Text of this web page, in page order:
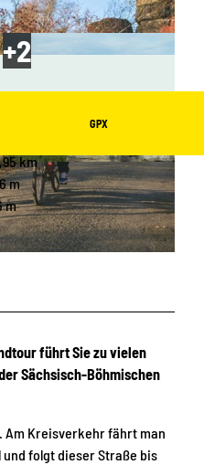
|
© Sven Czastka
GPX
km
m
m
führt Sie zu vielen
Sächsisch-Böhmischen
Am Kreisverkehr fährt man
folgt dieser Straße bis